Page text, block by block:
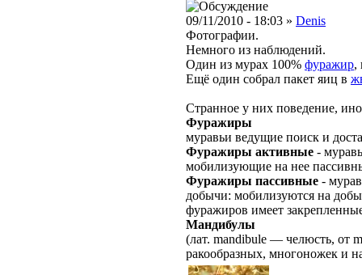
09/11/2010 - 18:03 » Denis
Фотографии.
Немного из наблюдений.
Один из мурах 100% фуражир,
Ещё один собрал пакет яиц в
Странное у них поведение,
Фуражиры
муравьи ведущие поиск и
Фуражиры активные -
мобилизующие на нее
Фуражиры пассивные -
добычи: мобилизуются на
фуражиров имеет
Мандибулы
(лат. mandibule — челюсть, от
ракообразных, многоножек и